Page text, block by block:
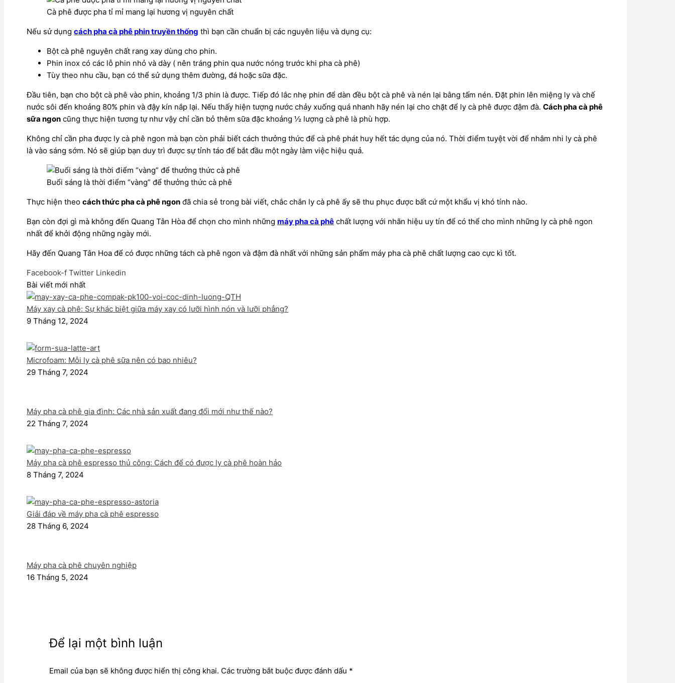
Cà phê được pha tỉ mỉ mang lại hương vị nguyên chất
Nếu sử dụng cách pha cà phê phin truyền thống thì bạn cần chuẩn bị các nguyên liệu và dụng cụ:
Bột cà phê nguyên chất rang xay dùng cho phin.
Phin inox có các lỗ phin nhỏ và dày ( nên tráng phin qua nước nóng trước khi pha cà phê)
Tùy theo nhu cầu, bạn có thể sử dụng thêm đường, đá hoặc sữa đặc.
Đầu tiên, bạn cho bột cà phê vào phin, khoảng 1/3 phin là được. Tiếp đó lắc nhẹ phin để dàn đều bột cà phê và nén lại bằng tấm nén. Đặt phin lên miệng ly và chế
nước sôi đến khoảng 80% phin và đậy kín nắp lại. Nếu thấy hiện tượng nước chảy xuống quá nhanh hãy nén lại cho chặt để ly cà phê được đậm đà. Cách pha cà phê
sữa ngon cũng thực hiện tương tự như vậy chỉ cần bỏ thêm sữa đặc khoảng ½ lượng cà phê là phù hợp.
Không chỉ cần pha được ly cà phê ngon mà bạn còn phải biết cách thưởng thức để cà phê phát huy hết tác dụng của nó. Thời điểm tuyệt vời để nhâm nhi ly cà phê
là vào sáng sớm. Nó sẽ giúp bạn duy trì được sự tỉnh táo để bắt đầu một ngày làm việc hiệu quả.
Buổi sáng là thời điểm “vàng” để thưởng thức cà phê
Thực hiện theo cách thức pha cà phê ngon đã chia sẻ trong bài viết, chắc chắn ly cà phê ấy sẽ thu phục được bất cứ một khẩu vị khó tính nào.
Bạn còn đợi gì mà không đến Quang Tân Hòa để chọn cho mình những máy pha cà phê chất lượng với nhãn hiệu uy tín để có thể cho mình những ly cà phê ngon
nhất để khởi động những ngày mới.
Hãy đến Quang Tân Hoa để có được những tách cà phê ngon và đậm đà nhất với những sản phẩm máy pha cà phê chất lượng cao cực kì tốt.
Facebook-f Twitter Linkedin
Bài viết mới nhất
Máy xay cà phê: Sự khác biệt giữa máy xay có lưỡi hình nón và lưỡi phẳng?
9 Tháng 12, 2024
Microfoam: Mỗi ly cà phê sữa nên có bao nhiêu?
29 Tháng 7, 2024
Máy pha cà phê gia đình: Các nhà sản xuất đang đổi mới như thế nào?
22 Tháng 7, 2024
Máy pha cà phê espresso thủ công: Cách để có được ly cà phê hoàn hảo
8 Tháng 7, 2024
Giải đáp về máy pha cà phê espresso
28 Tháng 6, 2024
Máy pha cà phê chuyên nghiệp
16 Tháng 5, 2024
Để lại một bình luận
Email của bạn sẽ không được hiển thị công khai. Các trường bắt buộc được đánh dấu *